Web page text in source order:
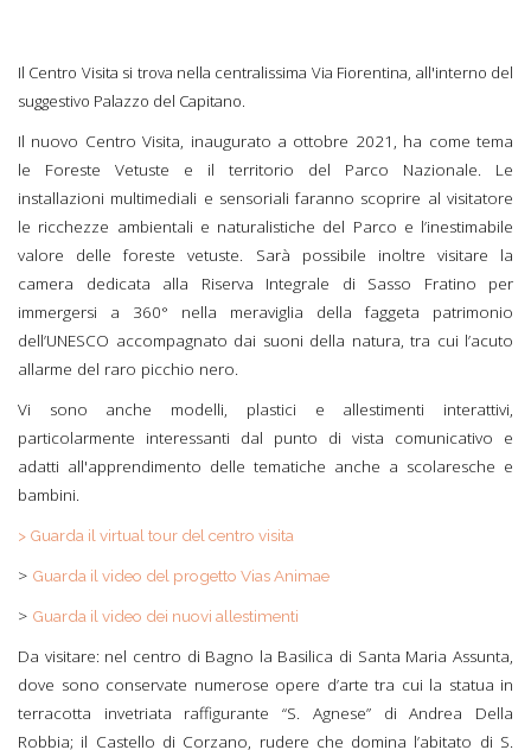
Il Centro Visita si trova nella centralissima Via Fiorentina, all'interno del
suggestivo Palazzo del Capitano.
Il nuovo Centro Visita, inaugurato a ottobre 2021, ha come tema
le Foreste Vetuste e il territorio del Parco Nazionale. Le
installazioni multimediali e sensoriali faranno scoprire al visitatore
le ricchezze ambientali e naturalistiche del Parco e l’inestimabile
valore delle foreste vetuste. Sarà possibile inoltre visitare la
camera dedicata alla Riserva Integrale di Sasso Fratino per
immergersi a 360° nella meraviglia della faggeta patrimonio
dell’UNESCO accompagnato dai suoni della natura, tra cui l’acuto
allarme del raro picchio nero.
Vi sono anche modelli, plastici e allestimenti interattivi,
particolarmente interessanti dal punto di vista comunicativo e
adatti all'apprendimento delle tematiche anche a scolaresche e
bambini.
> Guarda il virtual tour del centro visita
> Guarda il video del progetto Vias Animae
> Guarda il video dei nuovi allestimenti
Da visitare: nel centro di Bagno la Basilica di Santa Maria Assunta,
dove sono conservate numerose opere d’arte tra cui la statua in
terracotta invetriata raffigurante “S. Agnese” di Andrea Della
Robbia; il Castello di Corzano, rudere che domina l’abitato di S.